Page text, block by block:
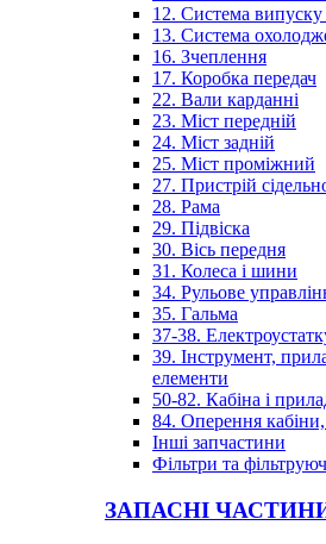
12. Система випуску
13. Система
16. Зчеплення
17. Коробка передач
22. Вали карданні
23. Міст передній
24. Міст задній
25. Міст проміжний
27. Пристрій
28. Рама
29. Підвіска
30. Вісь передня
31. Колеса і шини
34. Рульове
35. Гальма
37-38.
39. Інструмент,
елементи
50-82. Кабіна і
84. Оперення кабіни,
Інші запчастини
Фільтри та
ЗАПАСНІ